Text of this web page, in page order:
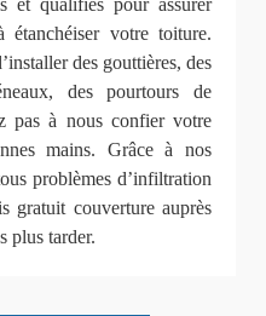
étanchéiser votre toiture.
des gouttières, des
des pourtours de
pas à nous confier votre
mains. Grâce à nos
problèmes d’infiltration
gratuit couverture auprès
plus tarder.